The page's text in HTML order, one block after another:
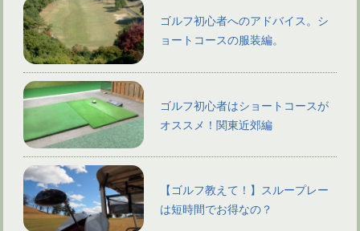
ゴルフ初心者へのアドバイス。シ
ョートコースの服装編。
ゴルフ初心者はショートコースが
オススメ！関東近郊編
【ゴルフ教えて！】スループレー
は短時間でお得なの？